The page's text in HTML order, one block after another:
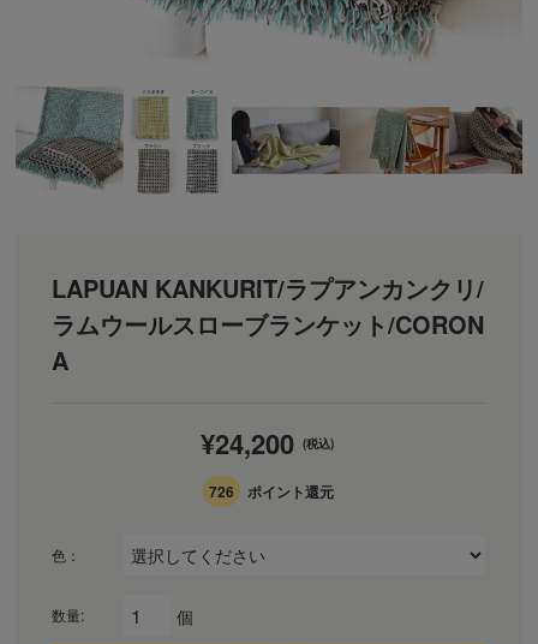
LAPUAN KANKURIT/ラプアンカンクリ/
ラムウールスローブランケット/CORON
A
¥24,200 (税込)
726 ポイント還元
色：
数量: 個